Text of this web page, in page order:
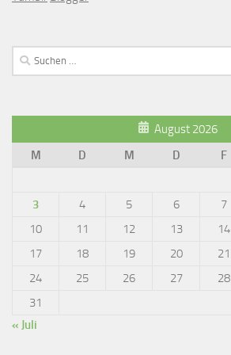
Suchen
nach:
August 2026
M
D M D F
3
4 5 6 7
10
11 12 13 14
17
18 19 20 21
24
25 26 27 28
31
« Juli